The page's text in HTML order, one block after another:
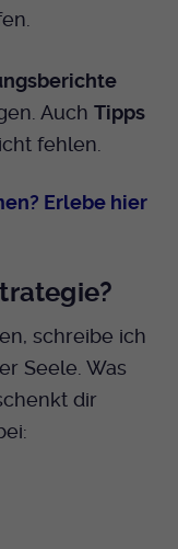
Auch Tipps
fehlen.
Erlebe hier
schreibe ich
Seele. Was
dir